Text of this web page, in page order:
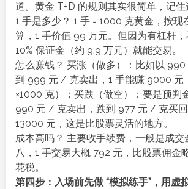
道。黄金 T+D 的规则其实很简单，记住
1 手是多少？ 1 手 = 1000 克黄金，按
算，1 手价值 99 万元。但因为有杠杆
10% 保证金（约 9.9 万元）就能交易。
怎么赚钱？ 买涨（做多）：比如以
到 999 元 / 克卖出，1 手能赚 9000 元
×1000 克）；买跌（做空）：要是预判
990 元 / 克卖出，跌到 977 元 / 克买
13000 元，这是比股票灵活的地方。
成本高吗？ 主要收手续费，一般是成交
八，1 手交易大概 792 元，比股票佣金
花税。
第四步：入场前先做 “模拟练手”，用虚